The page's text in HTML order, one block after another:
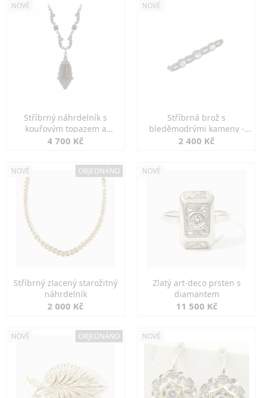
NOVÉ
Stříbrný náhrdelník s
kouřovým topazem a
markazity
4 700 Kč
NOVÉ
Stříbrná brož s
bleděmodrými kameny -
jemná elegance
2 400 Kč
NOVÉ OBJEDNÁNO
Stříbrný zlacený starožitný
náhrdelník
2 000 Kč
NOVÉ
Zlatý art-deco prsten s
diamantem
11 500 Kč
NOVÉ OBJEDNÁNO NOVÉ